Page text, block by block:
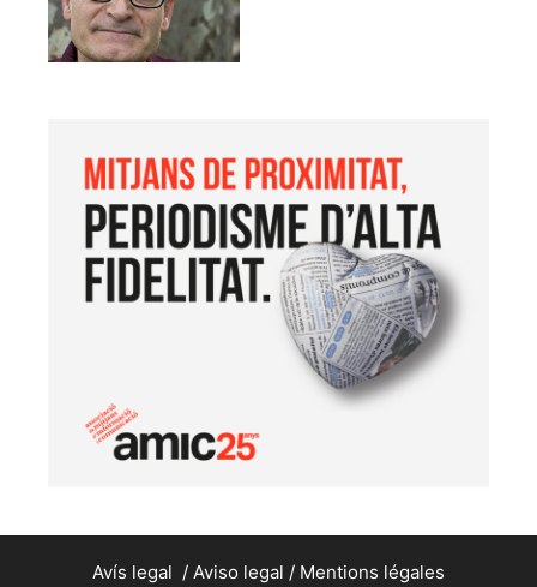
Avís legal / Aviso legal / Mentions légales